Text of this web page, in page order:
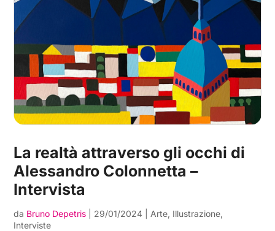
La realtà attraverso gli occhi di
Alessandro Colonnetta –
Intervista
da Bruno Depetris 29/01/2024 Arte, Illustrazione,
Interviste